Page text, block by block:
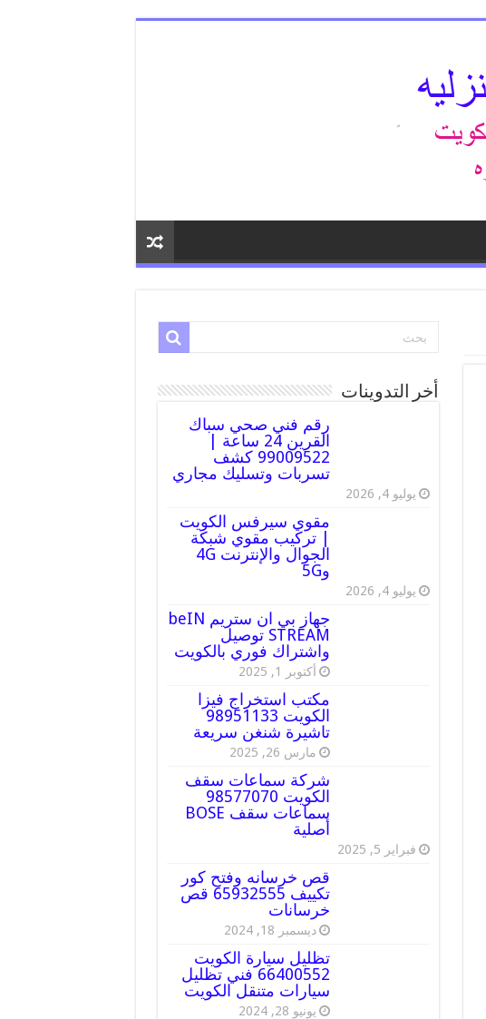
أخر التدوينات
رقم فني صحي سباك
القرين 24 ساعة |
99009522 كشف
تسربات وتسليك مجاري
يوليو 4, 2026
مقوي سيرفس الكويت
| تركيب مقوي شبكة
الجوال والإنترنت 4G
و5G
يوليو 4, 2026
جهاز بي ان ستريم beIN
STREAM توصيل
واشتراك فوري بالكويت
أكتوبر 1, 2025
مكتب استخراج فيزا
الكويت 98951133
تاشيرة شنغن سريعة
مارس 26, 2025
شركة سماعات سقف
الكويت 98577070
سماعات سقف BOSE
أصلية
فبراير 5, 2025
قص خرسانه وفتح كور
تكييف 65932555 قص
خرسانات
ديسمبر 18, 2024
تظليل سيارة الكويت
66400552 فني تظليل
سيارات متنقل الكويت
يونيو 28, 2024